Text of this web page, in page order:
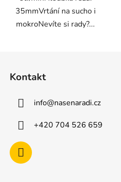
35mmVrtání na sucho i
mokroNevíte si rady?...
Kontakt
info@nasenaradi.cz
+420 704 526 659